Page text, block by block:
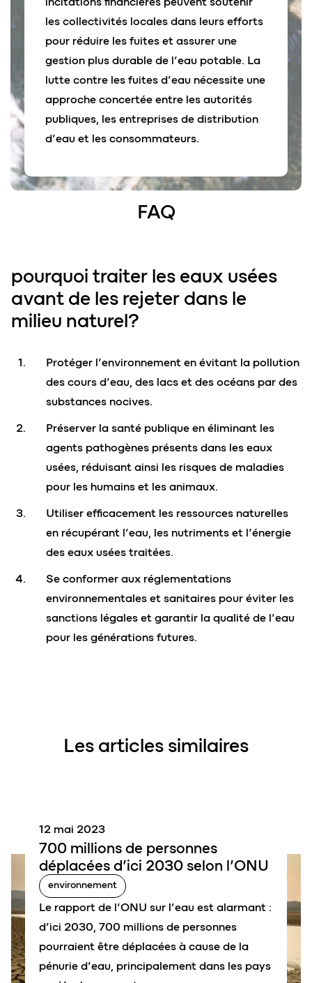
les collectivités locales dans leurs efforts
pour réduire les fuites et assurer une
gestion plus durable de l’eau potable. La
lutte contre les fuites d’eau nécessite une
approche concertée entre les autorités
publiques, les entreprises de distribution
d’eau et les consommateurs.
FAQ
pourquoi traiter les eaux usées
avant de les rejeter dans le
milieu naturel?
Protéger l’environnement en évitant la pollution
des cours d’eau, des lacs et des océans par des
substances nocives.
Préserver la santé publique en éliminant les
agents pathogènes présents dans les eaux
usées, réduisant ainsi les risques de maladies
pour les humains et les animaux.
Utiliser efficacement les ressources naturelles
en récupérant l’eau, les nutriments et l’énergie
des eaux usées traitées.
Se conformer aux réglementations
environnementales et sanitaires pour éviter les
sanctions légales et garantir la qualité de l’eau
pour les générations futures.
Les articles similaires
700 millions de personnes
déplacées d’ici 2030 selon l’ONU
12 mai 2023
environnement
Le rapport de l’ONU sur l’eau est alarmant :
d’ici 2030, 700 millions de personnes
pourraient être déplacées à cause de la
pénurie d’eau, principalement dans les pays